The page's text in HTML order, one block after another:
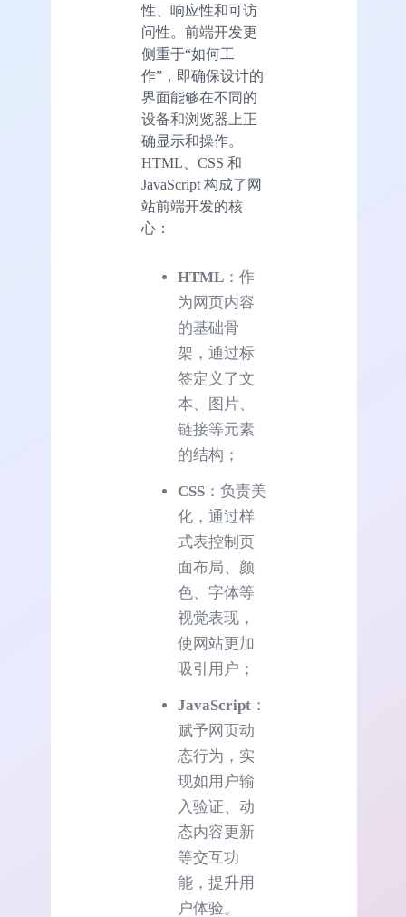
性、响应性和可访
问性。前端开发更
侧重于“如何工
作”，即确保设计的
界面能够在不同的
设备和浏览器上正
确显示和操作。
HTML、CSS 和
JavaScript 构成了网
站前端开发的核
心：
HTML ：作
为网页内容
的基础骨
架，通过标
签定义了文
本、图片、
链接等元素
的结构；
CSS ：负责美
化，通过样
式表控制页
面布局、颜
色、字体等
视觉表现，
使网站更加
吸引用户；
JavaScript ：
赋予网页动
态行为，实
现如用户输
入验证、动
态内容更新
等交互功
能，提升用
户体验。